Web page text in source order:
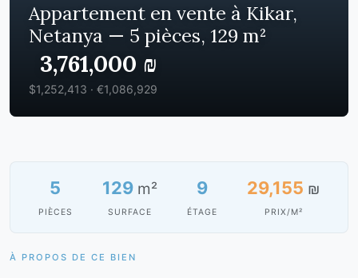
Appartement en vente à Kikar,
Netanya — 5 pièces, 129 m²
3,761,000 ₪
$1,252,413 · €1,086,929
5
PIÈCES
129m²
SURFACE
9
ÉTAGE
29,155 ₪
PRIX/M²
À PROPOS DE CE BIEN